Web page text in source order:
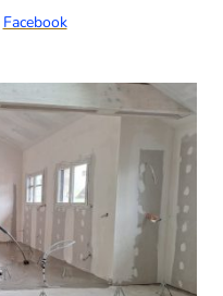
Facebook